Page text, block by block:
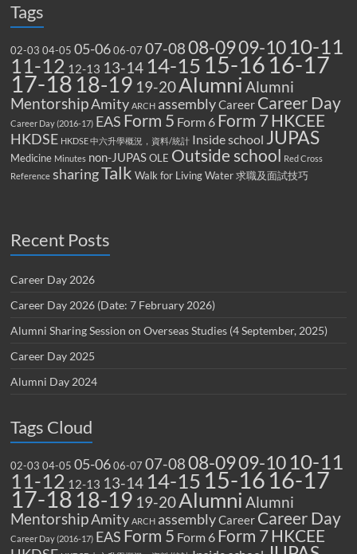
Tags
02-03 04-05 05-06 06-07 07-0808-0909-10 10-11
11-12 12-13 13-14 14-15 15-16 16-17
17-18 18-19 19-20Alumni Alumni
MentorshipAmity ARCH assemblyCareer Career Day
Career Day (2016-17) EAS Form 5 Form 6 Form 7HKCEE
HKDSE HKDSE 中六升學概況，資料/統計 Inside school JUPAS
Medicine Minutes non-JUPAS OLE Outside school Red Cross
Reference sharingTalk Walk for Living Water 求職及面試技巧
Recent Posts
Career Day 2026
Career Day 2026 (Date: 7 February 2026)
Alumni Sharing Session on Overseas Studies (4 September, 2025)
Career Day 2025
Alumni Day 2024
Tags Cloud
02-03 04-05 05-06 06-07 07-0808-0909-10 10-11
11-12 12-13 13-14 14-15 15-16 16-17
17-18 18-19 19-20Alumni Alumni
MentorshipAmity ARCH assemblyCareer Career Day
Career Day (2016-17) EAS Form 5 Form 6 Form 7HKCEE